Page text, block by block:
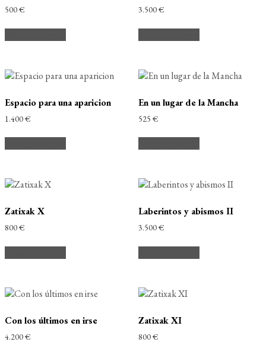
500€ 3.500€
Espacio para una aparicion
1.400€
En un lugar de la Mancha
525€
Zatixak X
800€
Laberintos y abismos II
3.500€
Con los últimos en irse
4.200€
Zatixak XI
800€